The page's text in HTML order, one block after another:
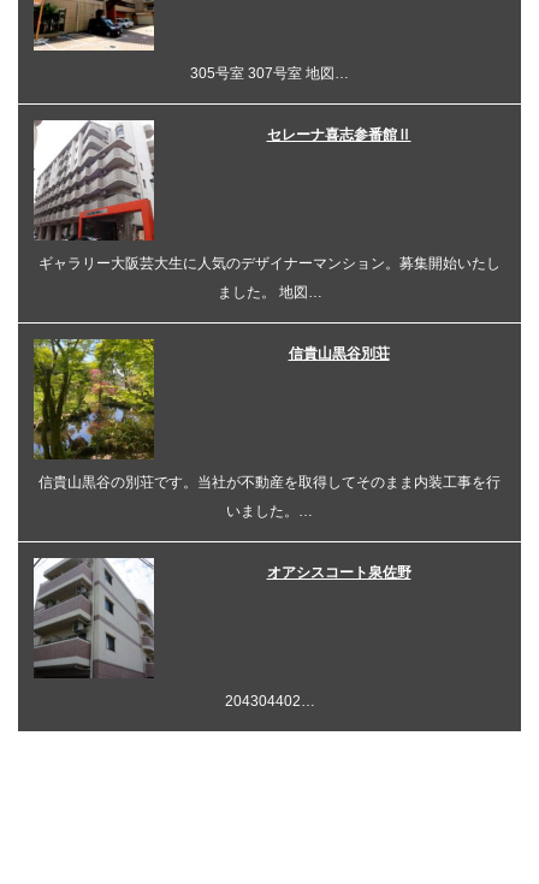
305号室 307号室 地図…
セレーナ喜志参番館Ⅱ
ギャラリー大阪芸大生に人気のデザイナーマンション。募集開始いたし
ました。 地図…
信貴山黒谷別荘
信貴山黒谷の別荘です。当社が不動産を取得してそのまま内装工事を行
いました。…
オアシスコート泉佐野
204304402…